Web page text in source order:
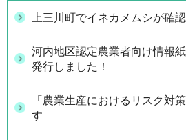
上三川町でイネカメムシが確
河内地区認定農業者向け情報
発行しました！
「農業生産におけるリスク対
す